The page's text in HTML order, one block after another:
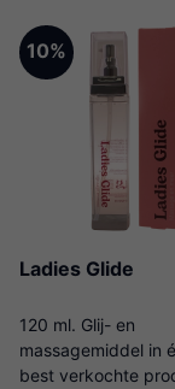
10%
Ladies Glide
120 ml. Glij- en
massagemiddel in
best verkochte